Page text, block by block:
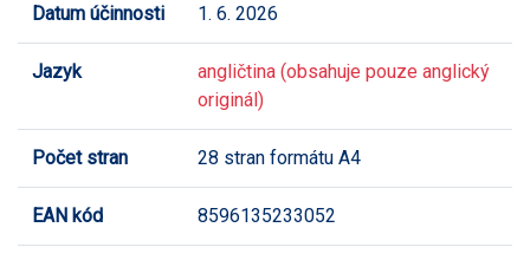
Datum účinnosti 1. 6. 2026
Jazyk
angličtina (obsahuje pouze anglický
originál)
Počet stran 28 stran formátu A4
EAN kód 8596135233052